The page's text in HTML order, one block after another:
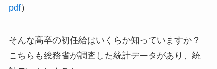
pdf）
そんな高卒の初任給はいくらか知っていますか？
こちらも総務省が調査した統計データがあり、統